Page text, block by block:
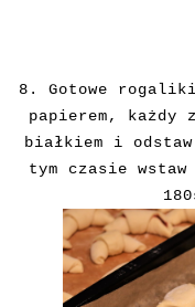
8. Gotowe
papierem, każdy
białkiem i
tym czasie